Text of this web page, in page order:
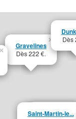
Saint-Omer
Saint-Martin-le...
Gravelines
Dès 222 €.
× Dès
×